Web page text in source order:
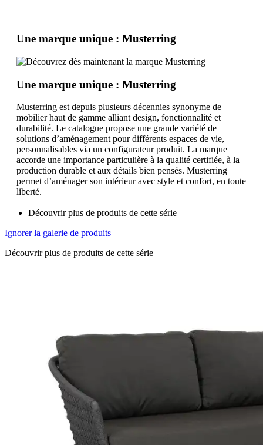
Une marque unique : Musterring
Une marque unique : Musterring
Musterring est depuis plusieurs décennies synonyme de
mobilier haut de gamme alliant design, fonctionnalité et
durabilité. Le catalogue propose une grande variété de
solutions d’aménagement pour différents espaces de vie,
personnalisables via un configurateur produit. La marque
accorde une importance particulière à la qualité certifiée, à la
production durable et aux détails bien pensés. Musterring
permet d’aménager son intérieur avec style et confort, en toute
liberté.
Découvrir plus de produits de cette série
Ignorer la galerie de produits
Découvrir plus de produits de cette série